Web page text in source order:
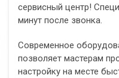
сервисный центр!
минут после звонка.
Современное
позволяет мастерам
настройку на месте